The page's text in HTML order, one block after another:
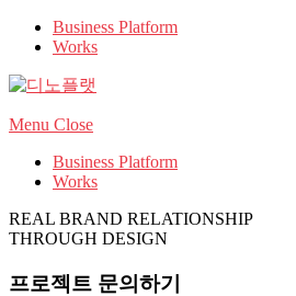
Business Platform
Works
Menu Close
Business Platform
Works
REAL BRAND RELATIONSHIP
THROUGH DESIGN
프로젝트 문의하기